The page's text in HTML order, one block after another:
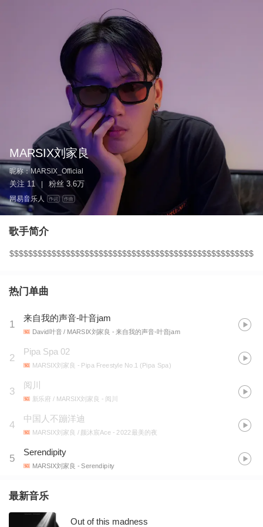
MARSIX刘家良
昵称：MARSIX_Official
关注 11 粉丝 3.6万
网易音乐人 作词 作曲
歌手简介
热门单曲
1
来自我的声音-叶音jam
David叶音 / MARSIX刘家良 - 来自我的声音-叶音jam
2
Pipa Spa 02
MARSIX刘家良 - Pipa Freestyle No.1 (Pipa Spa)
3
阅川
新乐府 / MARSIX刘家良 - 阅川
4
中国人不蹦洋迪
MARSIX刘家良 / 颜沐宸Ace - 2022最美的夜
5
Serendipity
MARSIX刘家良 - Serendipity
最新音乐
Out of this madness